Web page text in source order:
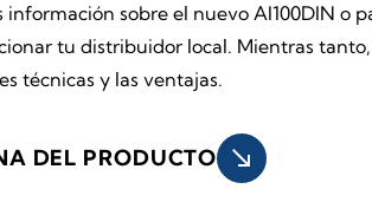
información sobre el nuevo AI100DIN o
tu distribuidor local. Mientras
técnicas y las ventajas.
DEL PRODUCTO south_east